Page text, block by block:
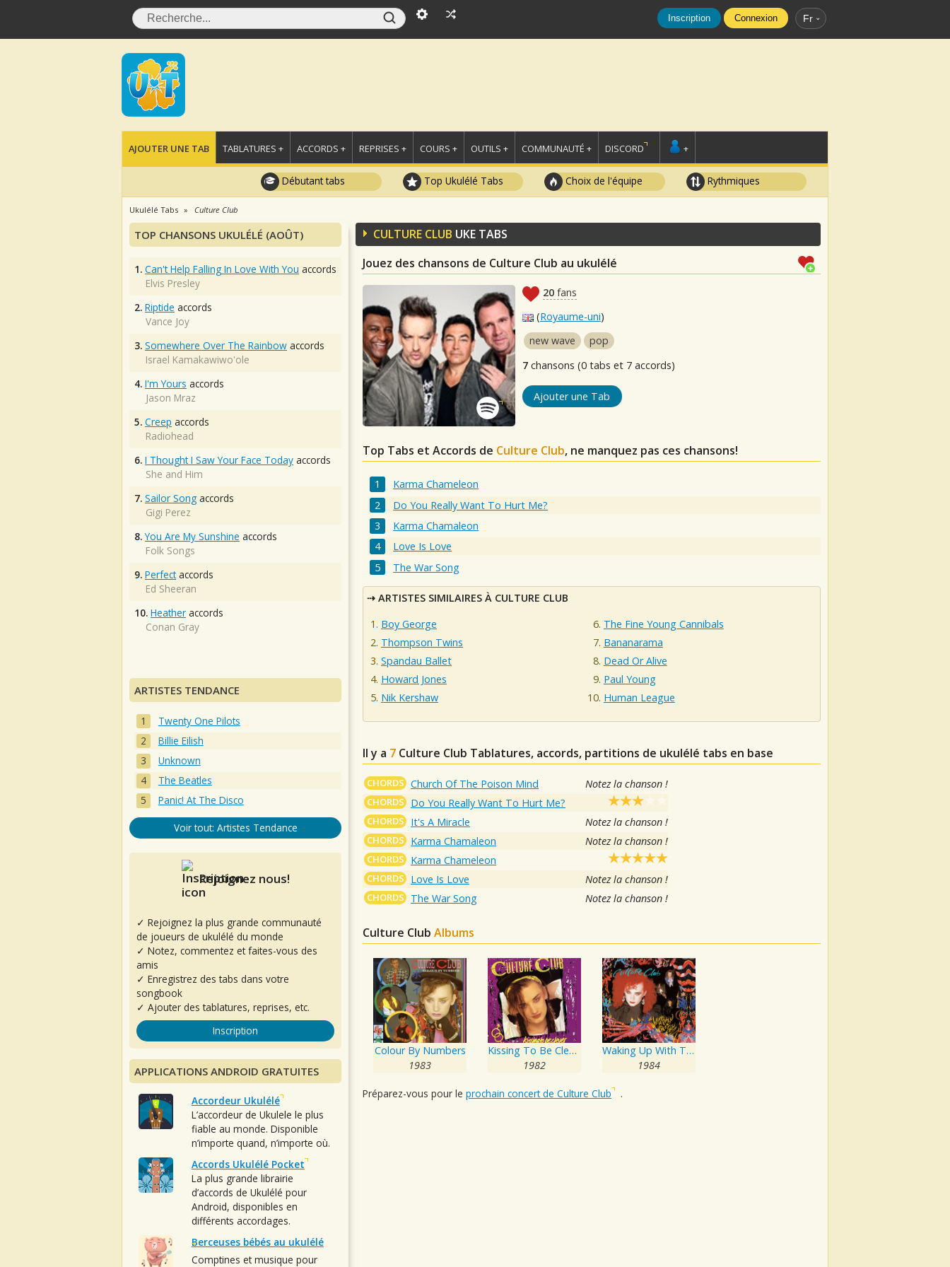
Inscription Connexion Fr
AJOUTER UNE TAB TABLATURES + ACCORDS + REPRISES + COURS + OUTILS + COMMUNAUTÉ + DISCORD +
Débutant tabs Top Ukulélé Tabs Choix de l'équipe Rythmiques
Ukulélé Tabs Culture Club
CULTURE CLUB UKE TABS
Jouez des chansons de Culture Club au ukulélé
20 fans
(Royaume-uni)
new wave
pop
7 chansons (0 tabs et 7 accords)
Ajouter une Tab
Top Tabs et Accords de Culture Club, ne manquez pas ces chansons!
Karma Chameleon
Do You Really Want To Hurt Me?
Karma Chamaleon
Love Is Love
The War Song
ARTISTES SIMILAIRES À CULTURE CLUB
Boy George
Thompson Twins
Spandau Ballet
Howard Jones
Nik Kershaw
The Fine Young Cannibals
Bananarama
Dead Or Alive
Paul Young
Human League
Il y a 7 Culture Club Tablatures, accords, partitions de ukulélé tabs en base
CHORDS Church Of The Poison Mind Notez la chanson !
CHORDS Do You Really Want To Hurt Me?
CHORDS It's A Miracle Notez la chanson !
CHORDS Karma Chamaleon Notez la chanson !
CHORDS Karma Chameleon
CHORDS Love Is Love Notez la chanson !
CHORDS The War Song Notez la chanson !
Culture Club Albums
Colour By Numbers
1983
Kissing To Be Clever
1982
Waking Up With The House On Fire
1984
Préparez-vous pour le prochain concert de Culture Club .
TOP CHANSONS UKULÉLÉ (AOÛT)
1. Can't Help Falling In Love With You accords
Elvis Presley
2. Riptide accords
Vance Joy
3. Somewhere Over The Rainbow accords
Israel Kamakawiwo'ole
4. I'm Yours accords
Jason Mraz
5. Creep accords
Radiohead
6. I Thought I Saw Your Face Today accords
She and Him
7. Sailor Song accords
Gigi Perez
8. You Are My Sunshine accords
Folk Songs
9. Perfectaccords
Ed Sheeran
10. Heather accords
Conan Gray
ARTISTES TENDANCE
Twenty One Pilots
Billie Eilish
Unknown
The Beatles
Panic! At The Disco
Voir tout: Artistes Tendance
Rejoignez nous!
✓ Rejoignez la plus grande communauté
de joueurs de ukulélé du monde
✓ Notez, commentez et faites-vous des
amis
✓ Enregistrez des tabs dans votre
songbook
✓ Ajouter des tablatures, reprises, etc.
Inscription
APPLICATIONS ANDROID GRATUITES
Accordeur Ukulélé
L’accordeur de Ukulele le plus
fiable au monde. Disponible
n’importe quand, n’importe où.
Accords Ukulélé Pocket
La plus grande librairie
d’accords de Ukulélé pour
Android, disponibles en
différents accordages.
Berceuses bébés au ukulélé
Comptines et musique pour